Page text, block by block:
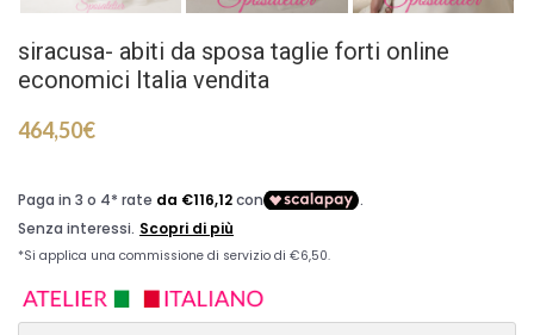
siracusa- abiti da sposa taglie forti online
economici Italia vendita
464,50€